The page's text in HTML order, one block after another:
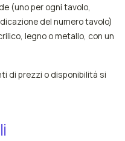
(uno per ogni tavolo,
del numero tavolo)
legno o metallo, con un
di prezzi o disponibilità si